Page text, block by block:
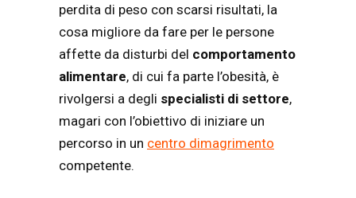
perdita di peso con scarsi risultati, la
cosa migliore da fare per le persone
affette da disturbi del comportamento
alimentare, di cui fa parte l’obesità, è
rivolgersi a degli specialisti di settore,
magari con l’obiettivo di iniziare un
percorso in un centro dimagrimento
competente.